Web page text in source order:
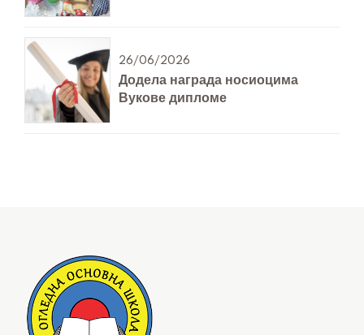
26/06/2026
Додела награда носиоцима
Вукове дипломе